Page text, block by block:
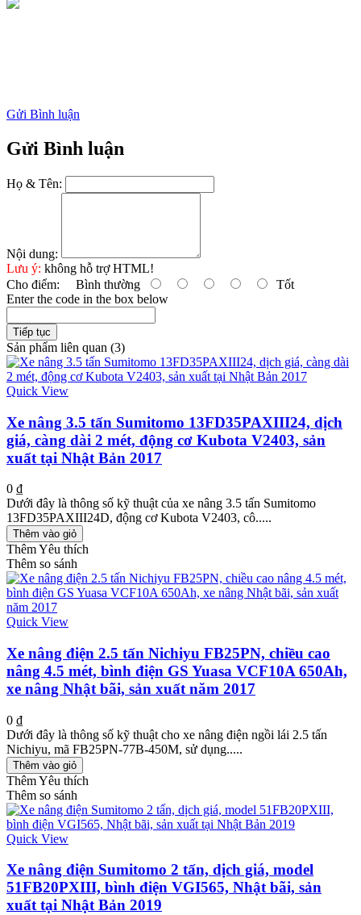
Gửi Bình luận
Gửi Bình luận
Họ & Tên:
Nội dung:
Lưu ý: không hỗ trợ HTML!
Cho điểm: Bình thường
Tốt
Enter the code in the box below
Tiếp tục
Sản phẩm liên quan (3)
Quick View
Xe nâng 3.5 tấn Sumitomo 13FD35PAXIII24, dịch
giá, càng dài 2 mét, động cơ Kubota V2403, sản
xuất tại Nhật Bản 2017
0 ₫
Dưới đây là thông số kỹ thuật của xe nâng 3.5 tấn Sumitomo
13FD35PAXIII24D, động cơ Kubota V2403, cô.....
Thêm vào giỏ
Thêm Yêu thích
Thêm so sánh
Quick View
Xe nâng điện 2.5 tấn Nichiyu FB25PN, chiều cao
nâng 4.5 mét, bình điện GS Yuasa VCF10A 650Ah,
xe nâng Nhật bãi, sản xuất năm 2017
0 ₫
Dưới đây là thông số kỹ thuật cho xe nâng điện ngồi lái 2.5 tấn
Nichiyu, mã FB25PN-77B-450M, sử dụng.....
Thêm vào giỏ
Thêm Yêu thích
Thêm so sánh
Quick View
Xe nâng điện Sumitomo 2 tấn, dịch giá, model
51FB20PXIII, bình điện VGI565, Nhật bãi, sản
xuất tại Nhật Bản 2019